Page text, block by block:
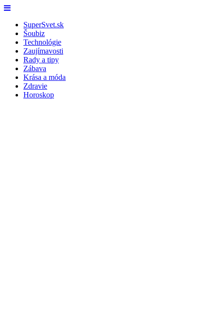
Skip
content
Menu
SuperSvet.sk
Šoubiz
Technológie
Zaujímavosti
Rady a tipy
Zábava
Krása a móda
Zdravie
Horoskop